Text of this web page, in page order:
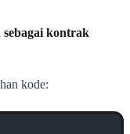
kontrak
kode: